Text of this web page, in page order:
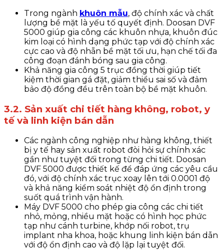
Trong ngành khuôn mẫu, độ chính xác và chất
lượng bề mặt là yếu tố quyết định. Doosan DVF
5000 giúp gia công các khuôn nhựa, khuôn đúc
kim loại có hình dạng phức tạp với độ chính xác
cực cao và độ nhẵn bề mặt tối ưu, hạn chế tối đa
công đoạn đánh bóng sau gia công.
Khả năng gia công 5 trục đồng thời giúp tiết
kiệm thời gian gá đặt, giảm thiểu sai số và đảm
bảo độ đồng đều trên toàn bộ bề mặt khuôn.
3.2. Sản xuất chi tiết hàng không, robot, y
tế và linh kiện bán dẫn
Các ngành công nghiệp như hàng không, thiết
bị y tế hay sản xuất robot đòi hỏi sự chính xác
gần như tuyệt đối trong từng chi tiết. Doosan
DVF 5000 được thiết kế để đáp ứng các yêu cầu
đó, với độ chính xác trục xoay lên tới 0.0001 độ
và khả năng kiểm soát nhiệt độ ổn định trong
suốt quá trình vận hành.
Máy DVF 5000 cho phép gia công các chi tiết
nhỏ, mỏng, nhiều mặt hoặc có hình học phức
tạp như cánh turbine, khớp nối robot, trụ
implant nha khoa, hoặc khung linh kiện bán dẫn
với độ ổn định cao và độ lặp lại tuyệt đối.